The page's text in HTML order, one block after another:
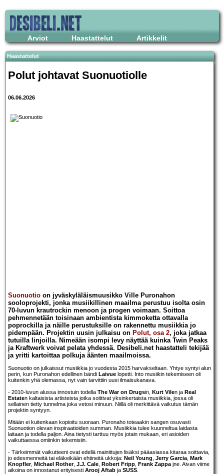
Arviot Haastattelut Artikkelit
Haastattelut
Polut johtavat Suonuotiolle
06.06.2026
Suonuotio on jyväskyläläismuusikko Ville Puronahon
sooloprojekti, jonka musiikillinen maailma perustuu isolta osin
70-luvun krautrockin menoon ja progen voimaan. Soittoa
pehmennetään toisinaan ambientista kimmoketta ottavalla
poprockilla ja näille perustuksille on rakennettu musiikkia jo
pidempään. Projektin uusin julkaisu on Polut, osa 2, joka jatkaa
tutuilla linjoilla. Nimeään isompi levy näyttää kuinka Twin Peaks
ja Kraftwerk voivat pelata yhdessä. Desibeli.net haastatteli tekijää
ja yritti kartoittaa polkuja äänten maailmoissa.
Suonuotio on julkaissut musiikkia jo vuodesta 2015 harvakseltaan. Yhtye syntyi alun
perin, kun Puronahon edellinen bändi Laivue lopetti. Into musiikin tekemiseen oli
kuitenkin yhä olemassa, nyt vain tarvittiin uusi ilmaisukanava.
- 2010-luvun alussa innostuin todella The War on Drugsin, Kurt Vilen ja Real
Estaten kaltaisista artisteista jotka soittivat yksinkertaista musiikkia, jossa oli
sellainen tietty tunnelma joka vetosi minuun. Niillä oli merkittävä vaikutus tämän
projektin syntyyn.
Mitään ei kuitenkaan kopioitu suoraan. Puronaho toteaakin sangen osuvasti
Suonuotion olevan inspiraatioiden summan. Musiikkia tulee kuunneltua laidasta
laitaan ja todella paljon. Aina tietysti tarttuu myös jotain mukaan, eri asioiden
vaikuttaessa omiinkin tekemisiin.
- Tärkeimmät vaikutteeni ovat edellä mainittujen lisäksi pääasiassa kitaraa soittavia,
jo edesmenneitä tai eläkeikään ehtineitä ukkoja: Neil Young, Jerry Garcia, Mark
Knopfler, Michael Rother, J.J. Cale, Robert Fripp, Frank Zappajne. Aivan viime
aikoina on innostanut erityisesti Arooj Aftab ja SUSS.